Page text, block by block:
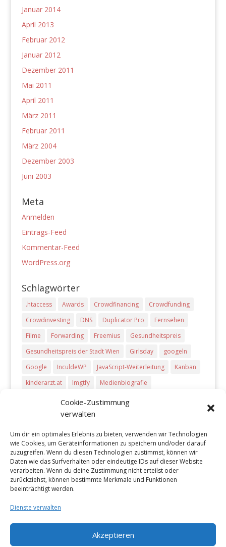
Cookie-Zustimmung
verwalten
Um dir ein optimales Erlebnis zu bieten, verwenden wir Technologien
wie Cookies, um Geräteinformationen zu speichern und/oder darauf
zuzugreifen. Wenn du diesen Technologien zustimmst, können wir
Daten wie das Surfverhalten oder eindeutige IDs auf dieser Website
verarbeiten. Wenn du deine Zustimmung nicht erteilst oder
zurückziehst, können bestimmte Merkmale und Funktionen
beeinträchtigt werden.
Dienste verwalten
Akzeptieren
Januar 2014
April 2013
Februar 2012
Januar 2012
Dezember 2011
Mai 2011
April 2011
März 2011
Februar 2011
März 2004
Dezember 2003
Juni 2003
Meta
Anmelden
Eintrags-Feed
Kommentar-Feed
WordPress.org
Schlagwörter
.htaccess Awards Crowdfinancing
Crowdfunding
Crowdinvesting
DNS Duplicator Pro
Fernsehen
Filme
Forwarding Freemius
Gesundheitspreis
Gesundheitspreis der Stadt Wien
Girlsday
googeln
Google
InculdeWP JavaScript-Weiterleitung
Kanban
kinderarzt.at
lmgtfy
Medienbiografie
meta-refresh Weiterleitung
php-Weiterleitung
Pitch Deck
presentations Producthunt
Radio
Start-ups
Startups Tageszeitungen Trello
TV
Töchtertag
Vova Feldmann wcvie
wcvie 2017
Weiterleitung
WordCamp Vienna 2017
WordPress Plug-Ins